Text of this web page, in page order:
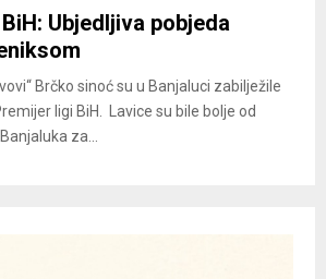
Ubjedljiva pobjeda
Brčko sinoć su u Banjaluci zabilježile
ligi BiH. Lavice su bile bolje od
za...